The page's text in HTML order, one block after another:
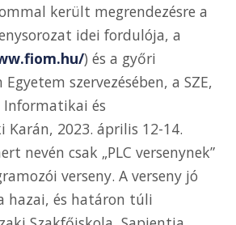
került megrendezésre a
idei fordulója, a
) és a győri
szervezésében, a SZE,
Informatikai és
Karán, 2023. április 12-14.
nevén csak „PLC versenynek”
verseny. A verseny jó
hazai, és határon túli